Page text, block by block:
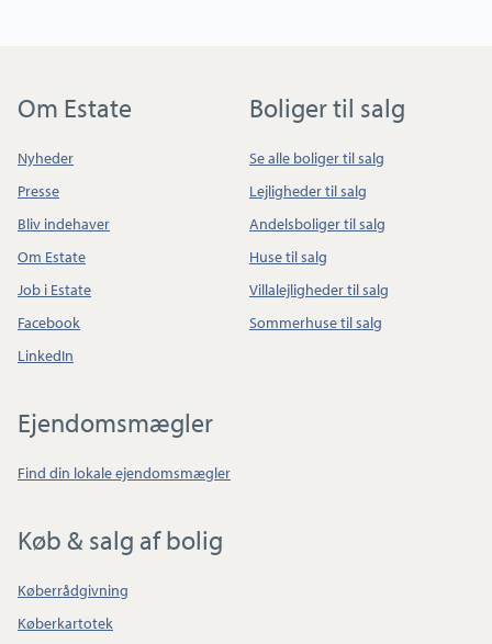
Om Estate
Nyheder
Presse
Bliv indehaver
Om Estate
Job i Estate
Facebook
LinkedIn
Boliger til salg
Se alle boliger til salg
Lejligheder til salg
Andelsboliger til salg
Huse til salg
Villalejligheder til salg
Sommerhuse til salg
Ejendomsmægler
Find din lokale ejendomsmægler
Køb & salg af bolig
Køberrådgivning
Køberkartotek